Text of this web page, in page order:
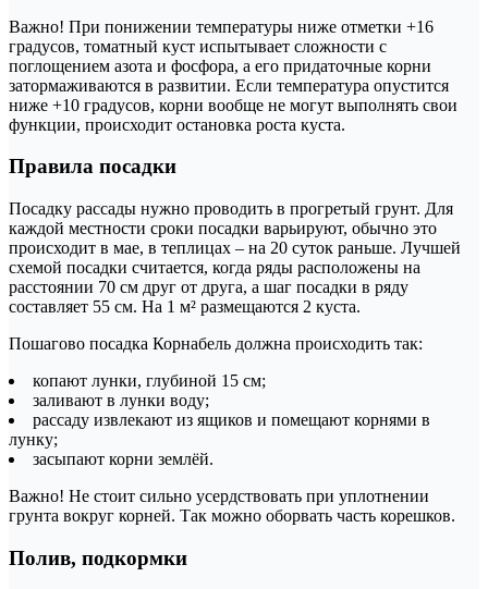
Важно! При понижении температуры ниже отметки +16
градусов, томатный куст испытывает сложности с
поглощением азота и фосфора, а его придаточные корни
затормаживаются в развитии. Если температура опустится
ниже +10 градусов, корни вообще не могут выполнять свои
функции, происходит остановка роста куста.
Правила посадки
Посадку рассады нужно проводить в прогретый грунт. Для
каждой местности сроки посадки варьируют, обычно это
происходит в мае, в теплицах – на 20 суток раньше. Лучшей
схемой посадки считается, когда ряды расположены на
расстоянии 70 см друг от друга, а шаг посадки в ряду
составляет 55 см. На 1 м² размещаются 2 куста.
Пошагово посадка Корнабель должна происходить так:
копают лунки, глубиной 15 см;
заливают в лунки воду;
рассаду извлекают из ящиков и помещают корнями в
лунку;
засыпают корни землёй.
Важно! Не стоит сильно усердствовать при уплотнении
грунта вокруг корней. Так можно оборвать часть корешков.
Полив, подкормки